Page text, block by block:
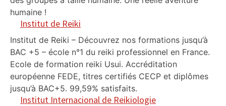
humaine !
Institut de Reiki
Institut de Reiki – Découvrez nos formations jusqu’à
BAC +5 – école n°1 du reiki professionnel en France.
Ecole de formation reiki Usui. Accréditation
européenne FEDE, titres certifiés CECP et diplômes
jusqu’à BAC+5. 99,59% satisfaits.
Institut Internacional de Reikiologie